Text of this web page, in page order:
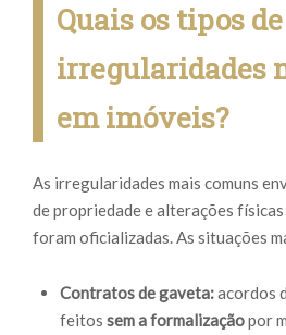
Quais os tipos de
irregularidades
em imóveis?
As irregularidades mais comuns
de propriedade e alterações
foram oficializadas. As situações
Contratos de gaveta:acordos
feitos sem a formalizaçãopor